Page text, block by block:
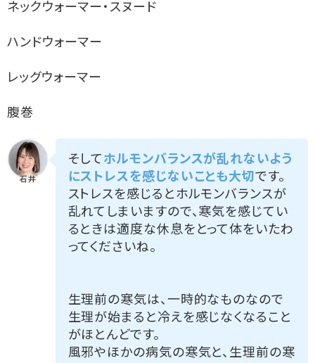
ネックウォーマー・スヌード
ハンドウォーマー
レッグウォーマー
腹巻
そして ホルモンバランスが乱れないよう
にストレスを感じないことも大切です。
ストレスを感じるとホルモンバランスが
乱れてしまいますので、寒気を感じてい
るときは適度な休息をとって体をいたわ
ってくださいね。
生理前の寒気は、一時的なものなので
生理が始まると冷えを感じなくなること
がほとんどです。
風邪やほかの病気の寒気と、生理前の寒